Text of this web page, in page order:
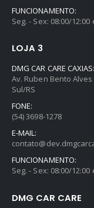
FUNCIONAMENTO:
Seg. - Sex: 08:00/
LOJA 3
DMG CAR CARE CAXIAS:
Av. Ruben Bento
Sul/RS
FONE:
(54) 3698-1278
E-MAIL:
FUNCIONAMENTO:
Seg. - Sex: 08:00/
DMG CAR CARE